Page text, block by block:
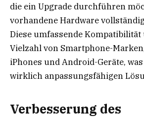
die ein Upgrade durchführen
vorhandene Hardware
Diese umfassende
Vielzahl von Smartphone-
iPhones und Android-Geräte,
wirklich anpassungsfähigen
Verbesserung des